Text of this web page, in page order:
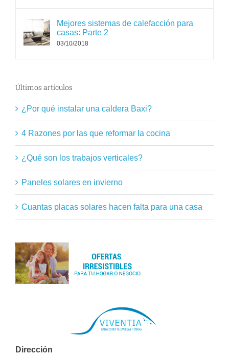
Mejores sistemas de calefacción para
casas: Parte 2
03/10/2018
Últimos artículos
¿Por qué instalar una caldera Baxi?
4 Razones por las que reformar la cocina
¿Qué son los trabajos verticales?
Paneles solares en invierno
Cuantas placas solares hacen falta para una casa
Dirección